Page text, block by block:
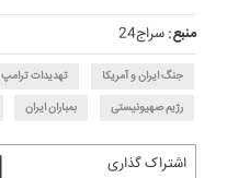
منبع:سراج24
جنگ ایران و آمریکا تهدیدات ترامپ
رژیم صهیونیستی
بمباران ایران
اشتراک گذاری